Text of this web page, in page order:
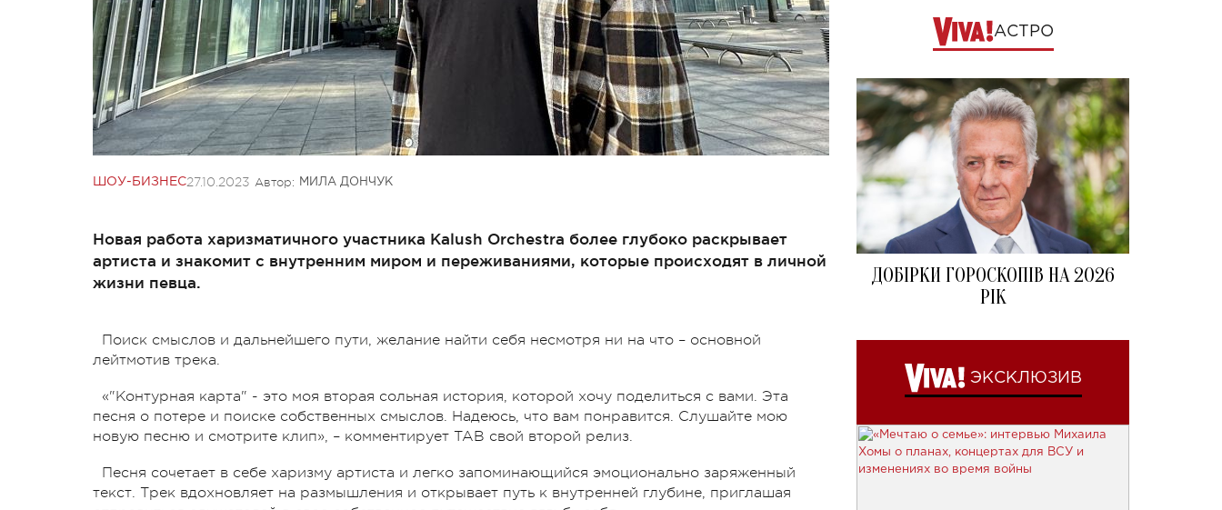
ШОУ-БИЗНЕС27.10.2023 Автор: МИЛА ДОНЧУК
Новая работа харизматичного участника Kalush Orchestra более глубоко раскрывает
артиста и знакомит с внутренним миром и переживаниями, которые происходят в личной
жизни певца.
Поиск смыслов и дальнейшего пути, желание найти себя несмотря ни на что – основной
лейтмотив трека.
«"Контурная карта" - это моя вторая сольная история, которой хочу поделиться с вами. Эта
песня о потере и поиске собственных смыслов. Надеюсь, что вам понравится. Слушайте мою
новую песню и смотрите клип», – комментирует TAB свой второй релиз.
Песня сочетает в себе харизму артиста и легко запоминающийся эмоционально заряженный
текст. Трек вдохновляет на размышления и открывает путь к внутренней глубине, приглашая
АСТРО
ДОБІРКИ ГОРОСКОПІВ НА 2026
РІК
ЭКСКЛЮЗИВ